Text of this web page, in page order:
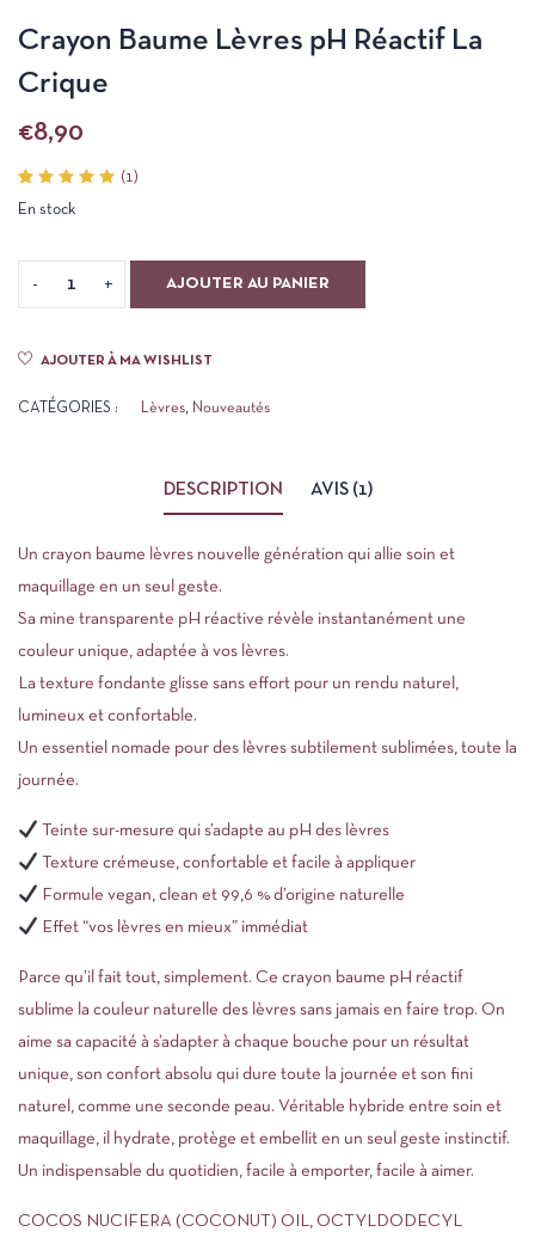
Crayon Baume Lèvres pH Réactif La
Crique
€8,90
5.00
sur
notation
(1)
En stock
AJOUTER AU PANIER
AJOUTER À MA WISHLIST
CATÉGORIES : Lèvres, Nouveautés
DESCRIPTION AVIS (1)
Un crayon baume lèvres nouvelle génération qui allie soin et
maquillage en un seul geste.
Sa mine transparente pH réactive révèle instantanément une
couleur unique, adaptée à vos lèvres.
La texture fondante glisse sans effort pour un rendu naturel,
lumineux et confortable.
Un essentiel nomade pour des lèvres subtilement sublimées, toute la
journée.
Teinte sur-mesure qui s’adapte au pH des lèvres
Texture crémeuse, confortable et facile à appliquer
Formule vegan, clean et 99,6 % d’origine naturelle
Effet “vos lèvres en mieux” immédiat
Parce qu’il fait tout, simplement. Ce crayon baume pH réactif
sublime la couleur naturelle des lèvres sans jamais en faire trop. On
aime sa capacité à s’adapter à chaque bouche pour un résultat
unique, son confort absolu qui dure toute la journée et son fini
naturel, comme une seconde peau. Véritable hybride entre soin et
maquillage, il hydrate, protège et embellit en un seul geste instinctif.
Un indispensable du quotidien, facile à emporter, facile à aimer.
COCOS NUCIFERA (COCONUT) OIL, OCTYLDODECYL